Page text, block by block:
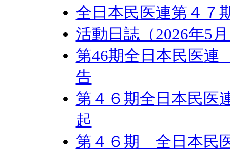
全日本民医連第４
活動日誌（2026年5
第46期全日本民医
告
第４６期全日本民
起
第４６期 全日本民